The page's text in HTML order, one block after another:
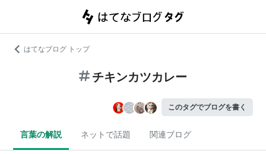
はてなブログ トップ
チキンカツカレー
このタグでブログを書く
言葉の解説 ネットで話題 関連ブログ